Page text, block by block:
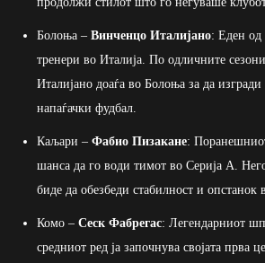
Болоња – Винченцо Италијано: Еден од
тренери во Италија. По одличните
Италијано доаѓа во Болоња за да
напаѓачки фудбал.
Каљари – Фабио Пизакане:
шанса да го води тимот во Серија А.
биде да обезбеди стабилност и опстанок
Комо – Сеск Фабрегас: Легендарниот
средниот ред ја започнува својата прва